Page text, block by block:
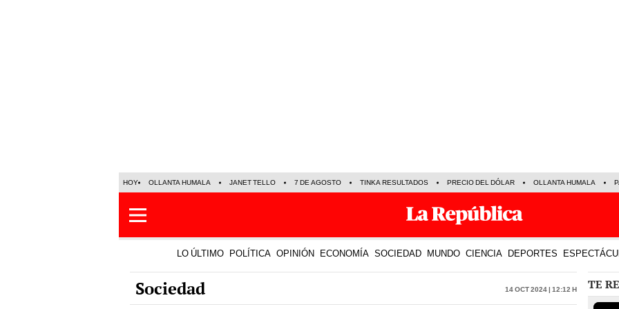
HOY OLLANTA HUMALA JANET TELLO 7 DE AGOSTO TINKA RESULTADOS PRECIO DEL DÓLAR OLLANTA HUMALA
LO ÚLTIMO POLÍTICA OPINIÓN ECONOMÍA SOCIEDAD MUNDO CIENCIA DEPORTES
Sociedad 14 Oct 2024 | 12:12 h TE